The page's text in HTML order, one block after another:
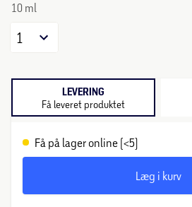
10 ml
1
LEVERING
Få leveret produktet
Få på lager online (<5)
Læg i kurv